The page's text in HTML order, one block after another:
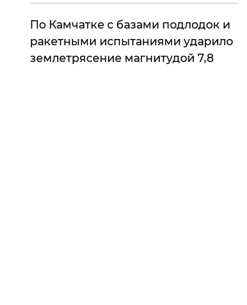
По Камчатке с базами подлодок и
ракетными испытаниями ударило
землетрясение магнитудой 7,8